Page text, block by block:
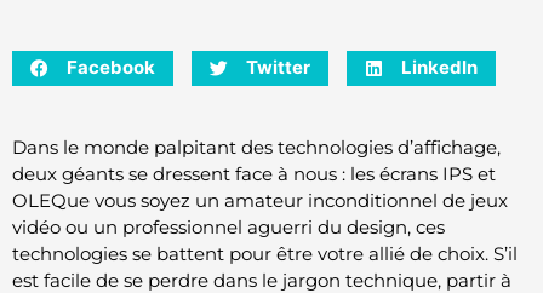
Facebook Twitter LinkedIn
Dans le monde palpitant des technologies d’affichage,
deux géants se dressent face à nous : les écrans IPS et
OLEQue vous soyez un amateur inconditionnel de jeux
vidéo ou un professionnel aguerri du design, ces
technologies se battent pour être votre allié de choix. S’il
est facile de se perdre dans le jargon technique, partir à